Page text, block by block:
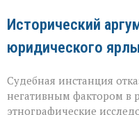
Исторический
юридического
Судебная инстанция
негативным фактором в
этнографические